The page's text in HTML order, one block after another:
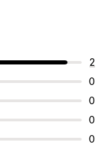
2
0
0
0
0